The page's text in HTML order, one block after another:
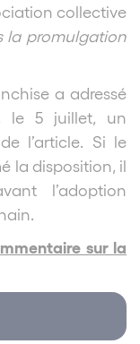
collective
la promulgation
a adressé
le 5 juillet, un
l’article. Si le
la disposition, il
l’adoption
sur la